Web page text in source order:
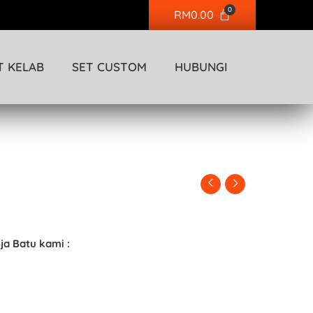
RM0.00 0
Cart
KELAB SET CUSTOM HUBUNGI
Batu kami :